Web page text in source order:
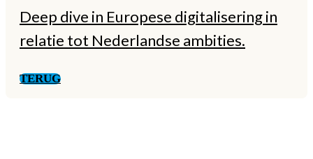
Deep dive in Europese digitalisering in
relatie tot Nederlandse ambities.
TERUG